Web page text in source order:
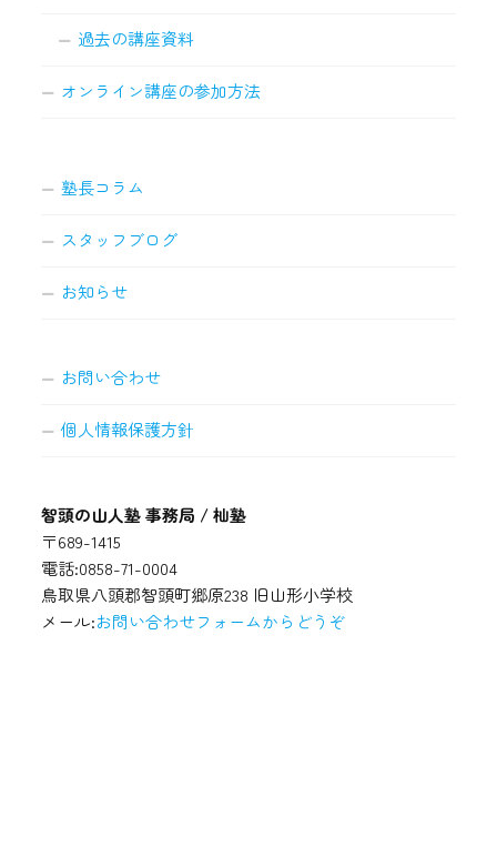
過去の講座資料
オンライン講座の参加方法
塾長コラム
スタッフブログ
お知らせ
お問い合わせ
個人情報保護方針
智頭の山人塾 事務局 / 杣塾
〒689-1415
電話:0858-71-0004
鳥取県八頭郡智頭町郷原238 旧山形小学校
メール:お問い合わせフォームからどうぞ